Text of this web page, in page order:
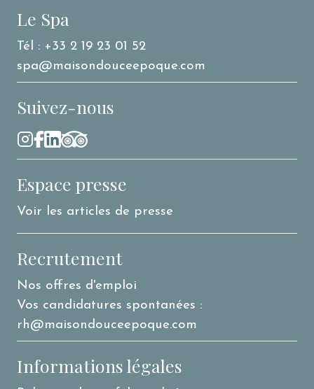
Le Spa
Tél : +33 2 19 23 01 52
spa@maisondouceepoque.com
Suivez-nous
Espace presse
Voir les articles de presse
Recrutement
Nos offres d'emploi
Vos candidatures spontanées :
rh@maisondouceepoque.com
Informations légales